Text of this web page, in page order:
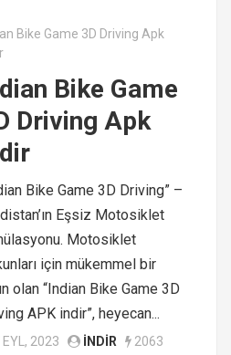
Bike Game 3D Driving Apk
Bike Game
Driving Apk
Bike Game 3D Driving” –
Eşsiz Motosiklet
Motosiklet
için mükemmel bir
olan “Indian Bike Game 3D
APK indir”, heyecan...
2023 INDIR
2063